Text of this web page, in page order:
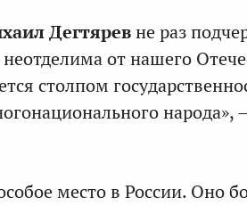
Дегтяревне раз
от нашего
столпом
народа»,
место в России. Оно